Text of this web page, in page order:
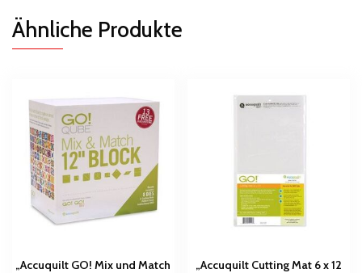
Ähnliche Produkte
„Accuquilt GO! Mix und Match
„Accuquilt Cutting Mat 6 x 12